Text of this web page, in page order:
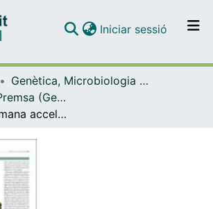
Navega per tot el DD
Com publicar
Iniciar sessió (current)
Genètica, Microbiologia i Estadística
Divulgació i Premsa (Genètica, Microbiologia i Estadística)
L'activitat humana accelera l'evolució de les espècies